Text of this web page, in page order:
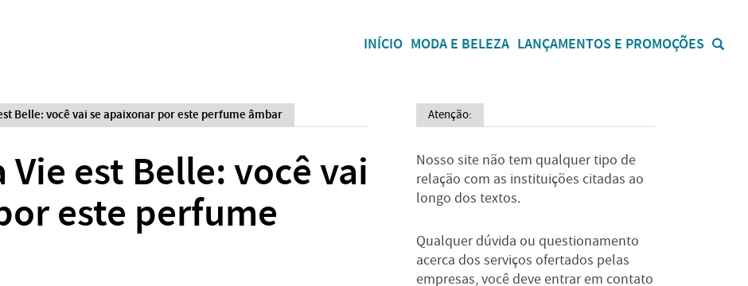
INÍCIO MODA E BELEZA LANÇAMENTOS E PROMOÇÕES
Belle: você vai se apaixonar por este perfume âmbar
est Belle: você vai
este perfume
Atenção:
Nosso site não tem qualquer tipo de
relação com as instituições citadas ao
longo dos textos.
Qualquer dúvida ou questionamento
acerca dos serviços ofertados pelas
empresas, você deve entrar em contato